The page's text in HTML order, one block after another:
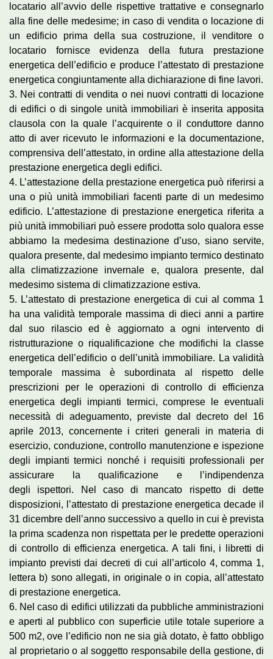
locatario all’avvio delle rispettive trattative e consegnarlo
alla fine delle medesime; in caso di vendita o locazione di
un edificio prima della sua costruzione, il venditore o
locatario fornisce evidenza della futura prestazione
energetica dell’edificio e produce l’attestato di prestazione
energetica congiuntamente alla dichiarazione di fine lavori.
3. Nei contratti di vendita o nei nuovi contratti di locazione
di edifici o di singole unità immobiliari è inserita apposita
clausola con la quale l’acquirente o il conduttore danno
atto di aver ricevuto le informazioni e la documentazione,
comprensiva dell’attestato, in ordine alla attestazione della
prestazione energetica degli edifici.
4. L’attestazione della prestazione energetica può riferirsi a
una o più unità immobiliari facenti parte di un medesimo
edificio. L’attestazione di prestazione energetica riferita a
più unità immobiliari può essere prodotta solo qualora esse
abbiamo la medesima destinazione d’uso, siano servite,
qualora presente, dal medesimo impianto termico destinato
alla climatizzazione invernale e, qualora presente, dal
medesimo sistema di climatizzazione estiva.
5. L’attestato di prestazione energetica di cui al comma 1
ha una validità temporale massima di dieci anni a partire
dal suo rilascio ed è aggiornato a ogni intervento di
ristrutturazione o riqualificazione che modifichi la classe
energetica dell’edificio o dell’unità immobiliare. La validità
temporale massima è subordinata al rispetto delle
prescrizioni per le operazioni di controllo di efficienza
energetica degli impianti termici, comprese le eventuali
necessità di adeguamento, previste dal decreto del 16
aprile 2013, concernente i criteri generali in materia di
esercizio, conduzione, controllo manutenzione e ispezione
degli impianti termici nonché i requisiti professionali per
assicurare la qualificazione e l’indipendenza
degli ispettori. Nel caso di mancato rispetto di dette
disposizioni, l’attestato di prestazione energetica decade il
31 dicembre dell’anno successivo a quello in cui è prevista
la prima scadenza non rispettata per le predette operazioni
di controllo di efficienza energetica. A tali fini, i libretti di
impianto previsti dai decreti di cui all’articolo 4, comma 1,
lettera b) sono allegati, in originale o in copia, all’attestato
di prestazione energetica.
6. Nel caso di edifici utilizzati da pubbliche amministrazioni
e aperti al pubblico con superficie utile totale superiore a
500 m2, ove l’edificio non ne sia già dotato, è fatto obbligo
al proprietario o al soggetto responsabile della gestione, di